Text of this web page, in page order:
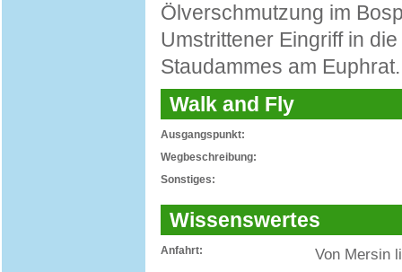
Ölverschmutzung im
Umstrittener Eingriff in
Staudammes am Euphrat.
Walk and Fly
Ausgangspunkt:
Wegbeschreibung:
Sonstiges:
Wissenswertes
Anfahrt: Von Mersin